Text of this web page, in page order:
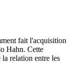
fait l'acquisition
Hahn. Cette
relation entre les